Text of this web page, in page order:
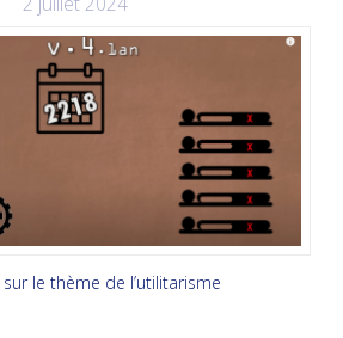
le thème de l’utilitarisme